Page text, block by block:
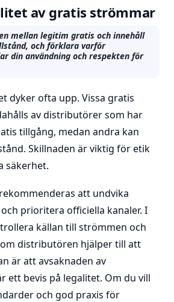
av gratis strömmar
mellan legitim gratis och innehåll
och förklara varför
din användning och respekten för
dyker ofta upp. Vissa gratis
av distributörer som har
tillgång, medan andra kan
Skillnaden är viktig för etik
säkerhet.
att undvika
prioritera officiella kanaler. I
källan till strömmen och
distributören hjälper till att
är att avsaknaden av
ett bevis på legalitet. Om du vill
och god praxis för